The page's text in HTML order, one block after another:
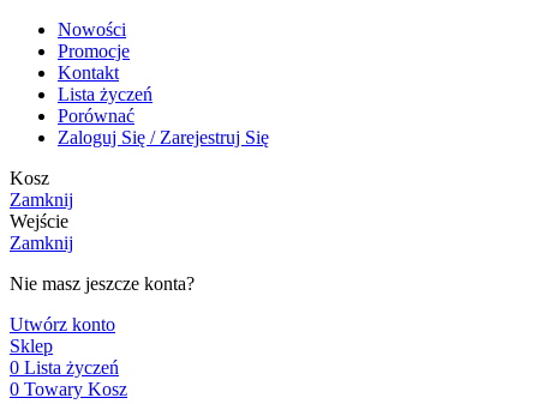
Nowości
Promocje
Kontakt
Lista życzeń
Porównać
Zaloguj Się / Zarejestruj Się
Kosz
Zamknij
Wejście
Zamknij
Nie masz jeszcze konta?
Utwórz konto
Sklep
0 Lista życzeń
0 Towary Kosz